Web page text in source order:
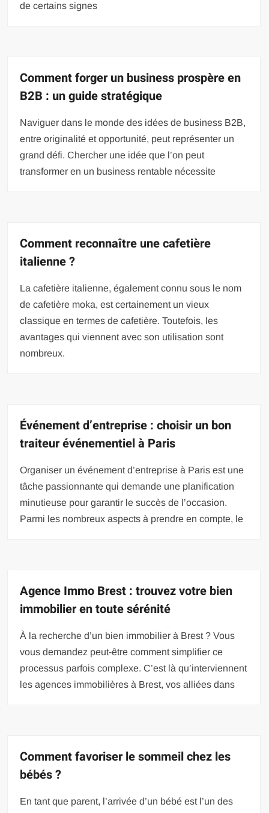
de certains signes
Comment forger un business prospère en
B2B : un guide stratégique
Naviguer dans le monde des idées de business B2B,
entre originalité et opportunité, peut représenter un
grand défi. Chercher une idée que l’on peut
transformer en un business rentable nécessite
Comment reconnaître une cafetière
italienne ?
La cafetière italienne, également connu sous le nom
de cafetière moka, est certainement un vieux
classique en termes de cafetière. Toutefois, les
avantages qui viennent avec son utilisation sont
nombreux.
Événement d’entreprise : choisir un bon
traiteur événementiel à Paris
Organiser un événement d’entreprise à Paris est une
tâche passionnante qui demande une planification
minutieuse pour garantir le succès de l’occasion.
Parmi les nombreux aspects à prendre en compte, le
Agence Immo Brest : trouvez votre bien
immobilier en toute sérénité
À la recherche d’un bien immobilier à Brest ? Vous
vous demandez peut-être comment simplifier ce
processus parfois complexe. C’est là qu’interviennent
les agences immobilières à Brest, vos alliées dans
Comment favoriser le sommeil chez les
bébés ?
En tant que parent, l’arrivée d’un bébé est l’un des